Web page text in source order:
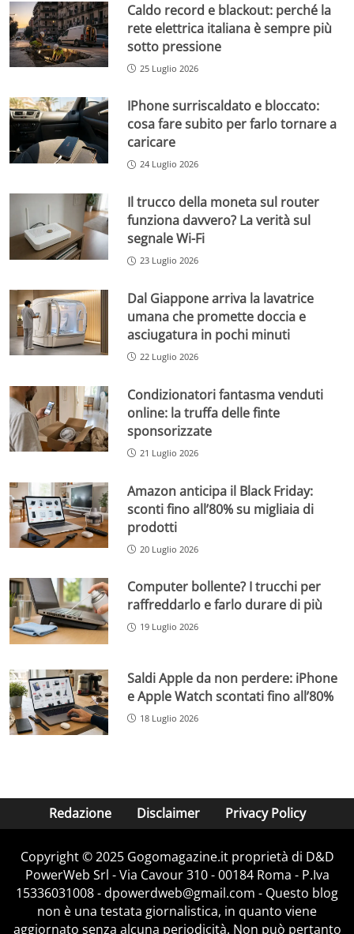
Caldo record e blackout: perché la
rete elettrica italiana è sempre più
sotto pressione
25 Luglio 2026
IPhone surriscaldato e bloccato:
cosa fare subito per farlo tornare a
caricare
24 Luglio 2026
Il trucco della moneta sul router
funziona davvero? La verità sul
segnale Wi-Fi
23 Luglio 2026
Dal Giappone arriva la lavatrice
umana che promette doccia e
asciugatura in pochi minuti
22 Luglio 2026
Condizionatori fantasma venduti
online: la truffa delle finte
sponsorizzate
21 Luglio 2026
Amazon anticipa il Black Friday:
sconti fino all’80% su migliaia di
prodotti
20 Luglio 2026
Computer bollente? I trucchi per
raffreddarlo e farlo durare di più
19 Luglio 2026
Saldi Apple da non perdere: iPhone
e Apple Watch scontati fino all’80%
18 Luglio 2026
Redazione Disclaimer Privacy Policy
Copyright © 2025 Gogomagazine.it proprietà di D&D
PowerWeb Srl - Via Cavour 310 - 00184 Roma - P.Iva
15336031008 - dpowerdweb@gmail.com - Questo blog
non è una testata giornalistica, in quanto viene
aggiornato senza alcuna periodicità. Non può pertanto